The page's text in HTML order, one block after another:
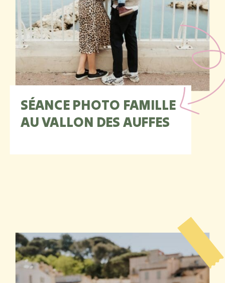
SÉANCE PHOTO FAMILLE
AU VALLON DES AUFFES